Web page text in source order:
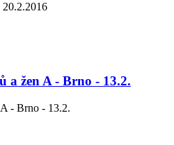
a žen A - Brno - 13.2.
- Brno - 13.2.